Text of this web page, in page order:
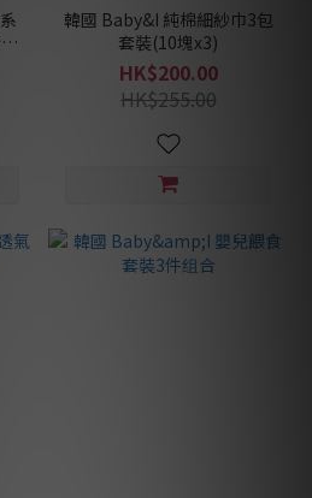
韓國 Baby&I 純棉細紗巾3包
套裝(10塊x3)
HK$200.00
HK$255.00